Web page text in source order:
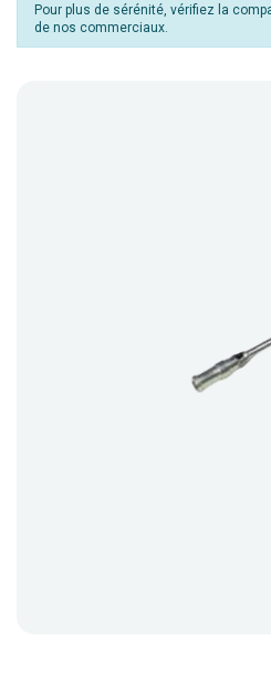
Pour plus de sérénité, vérifiez la
de nos commerciaux.